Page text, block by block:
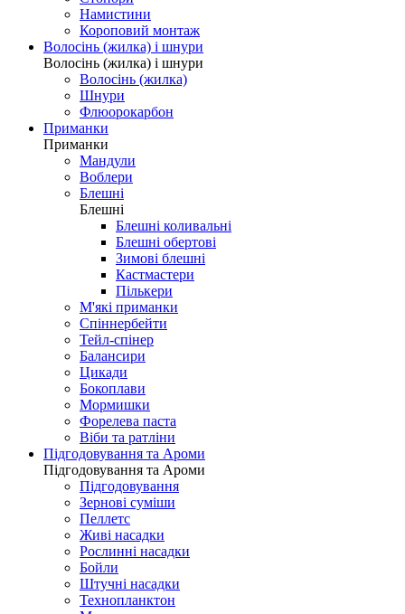
Намистини
Короповий монтаж
Волосінь (жилка) і шнури
Волосінь (жилка) і шнури
Волосінь (жилка)
Шнури
Флюорокарбон
Приманки
Приманки
Мандули
Воблери
Блешні
Блешні
Блешні коливальні
Блешні обертові
Зимові блешні
Кастмастери
Пількери
М'які приманки
Спіннербейти
Тейл-спінер
Балансири
Цикади
Бокоплави
Мормишки
Форелева паста
Віби та ратліни
Підгодовування та Ароми
Підгодовування та Ароми
Підгодовування
Зернові суміши
Пеллетс
Живі насадки
Рослинні насадки
Бойли
Штучні насадки
Технопланктон